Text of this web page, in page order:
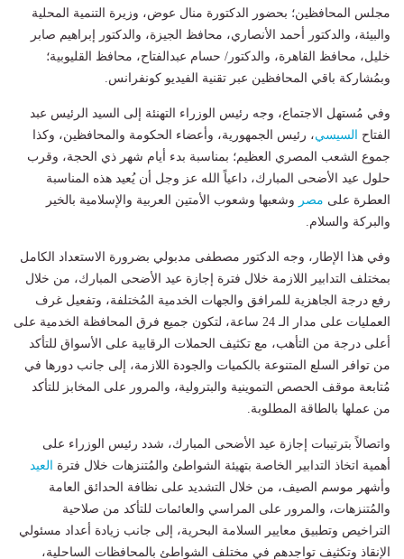
مجلس المحافظين؛ بحضور الدكتورة منال عوض، وزيرة التنمية المحلية
والبيئة، والدكتور أحمد الأنصاري، محافظ الجيزة، والدكتور إبراهيم صابر
خليل، محافظ القاهرة، والدكتور/ حسام عبدالفتاح، محافظ القليوبية؛
وبمُشاركة باقي المحافظين عبر تقنية الفيديو كونفرانس.
وفي مُستهل الاجتماع، وجه رئيس الوزراء التهنئة إلى السيد الرئيس عبد
الفتاح
السيسي، رئيس الجمهورية، وأعضاء الحكومة والمحافظين، وكذا
جموع الشعب المصري العظيم؛ بمناسبة بدء أيام شهر ذي الحجة، وقرب
حلول عيد الأضحى المبارك، داعياً الله عز وجل أن يُعيد هذه المناسبة
العطرة على مصر وشعبها وشعوب الأمتين العربية والإسلامية بالخير
والبركة والسلام.
وفي هذا الإطار، وجه الدكتور مصطفى مدبولي بضرورة الاستعداد الكامل
بمختلف التدابير اللازمة خلال فترة إجازة عيد الأضحى المبارك، من خلال
رفع درجة الجاهزية للمرافق والجهات الخدمية المُختلفة، وتفعيل غرف
العمليات على مدار الـ 24 ساعة، لتكون جميع فرق المحافظة الخدمية على
أعلى درجة من التأهب، مع تكثيف الحملات الرقابية على الأسواق للتأكد
من توافر السلع المتنوعة بالكميات والجودة اللازمة، إلى جانب دورها في
مُتابعة موقف الحصص التموينية والبترولية، والمرور على المخابز للتأكد
من عملها بالطاقة المطلوبة.
واتصالاً بترتيبات إجازة عيد الأضحى المبارك، شدد رئيس الوزراء على
أهمية اتخاذ التدابير الخاصة بتهيئة الشواطئ والمُتنزهات خلال فترة
العيد
وأشهر موسم الصيف، من خلال التشديد على نظافة الحدائق العامة
والمُتنزهات، والمرور على المراسي والعائمات للتأكد من صلاحية
التراخيص وتطبيق معايير السلامة البحرية، إلى جانب زيادة أعداد مسئولي
الإنقاذ وتكثيف تواجدهم في مختلف الشواطئ بالمحافظات الساحلية،